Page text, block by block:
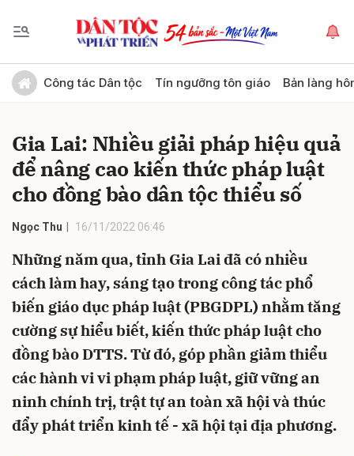
Công tác Dân tộc Tín ngưỡng tôn giáo Bản làng
Gia Lai: Nhiều giải pháp hiệu quả
để nâng cao kiến thức pháp luật
cho đồng bào dân tộc thiểu số
Ngọc Thu 16/11/2022 06:46
Những năm qua, tỉnh Gia Lai đã có nhiều
cách làm hay, sáng tạo trong công tác phổ
biến giáo dục pháp luật (PBGDPL) nhằm tăng
cường sự hiểu biết, kiến thức pháp luật cho
đồng bào DTTS. Từ đó, góp phần giảm thiểu
các hành vi vi phạm pháp luật, giữ vững an
ninh chính trị, trật tự an toàn xã hội và thúc
đẩy phát triển kinh tế - xã hội tại địa phương.
Gửi bình luận